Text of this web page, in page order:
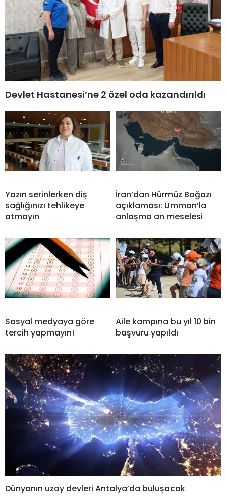
Devlet Hastanesi’ne 2 özel oda kazandırıldı
Yazın serinlerken diş
sağlığınızı tehlikeye
atmayın
İran’dan Hürmüz Boğazı
açıklaması: Umman’la
anlaşma an meselesi
Sosyal medyaya göre
tercih yapmayın!
Aile kampına bu yıl 10 bin
başvuru yapıldı
Dünyanın uzay devleri Antalya’da buluşacak